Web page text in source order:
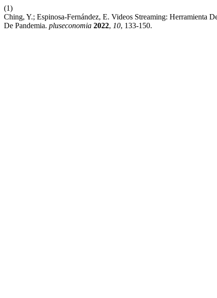
(1)
Ching, Y.; Espinosa-Fernández, E. Videos Streaming: Herramienta
De Pandemia. pluseconomia 2022, 10, 133-150.